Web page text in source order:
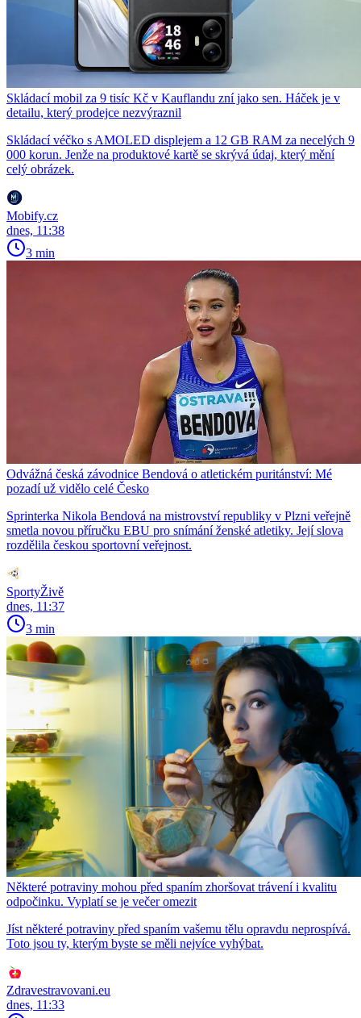
Skládací mobil za 9 tisíc Kč v Kauflandu zní jako sen. Háček je v
detailu, který prodejce nezvýraznil
Skládací véčko s AMOLED displejem a 12 GB RAM za necelých 9
000 korun. Jenže na produktové kartě se skrývá údaj, který mění
celý obrázek.
Mobify.cz
dnes, 11:38
3 min
Odvážná česká závodnice Bendová o atletickém puritánství: Mé
pozadí už vidělo celé Česko
Sprinterka Nikola Bendová na mistrovství republiky v Plzni veřejně
smetla novou příručku EBU pro snímání ženské atletiky. Její slova
rozdělila českou sportovní veřejnost.
SportyŽivě
dnes, 11:37
3 min
Některé potraviny mohou před spaním zhoršovat trávení i kvalitu
odpočinku. Vyplatí se je večer omezit
Jíst některé potraviny před spaním vašemu tělu opravdu neprospívá.
Toto jsou ty, kterým byste se měli nejvíce vyhýbat.
Zdravestravovani.eu
dnes, 11:33